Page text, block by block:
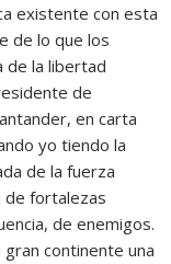
existente con esta
de lo que los
de la libertad
de
en carta
yo tiendo la
de la fuerza
de fortalezas
de enemigos.
continente una